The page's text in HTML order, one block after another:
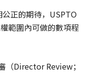
正的期待，USPTO
範圍內可做的數項程
（Director Review；